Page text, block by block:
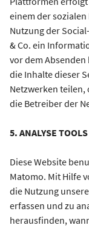
einem der
Nutzung der
& Co. ein
vor dem
die Inhalte dieser
Netzwerken
die Betreiber der
5. ANALYSE
Diese Website
Matomo. Mit Hilfe
die Nutzung
erfassen und zu
herausfinden,